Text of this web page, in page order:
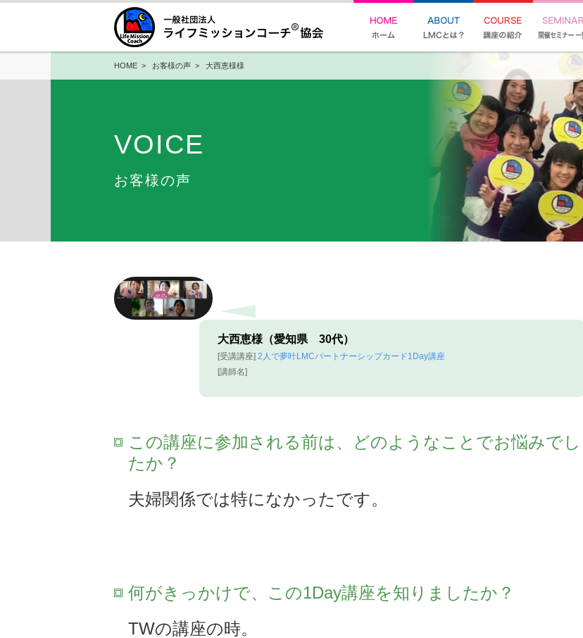
HOME > お客様の声 > 大西恵様様
VOICE
お客様の声
大西恵様（愛知県 30代）
[受講講座] 2人で夢叶LMCパートナーシップカード1Day講座
[講師名]
この講座に参加される前は、どのようなことでお悩みでし
たか？
夫婦関係では特になかったです。
何がきっかけで、この1Day講座を知りましたか？
TWの講座の時。